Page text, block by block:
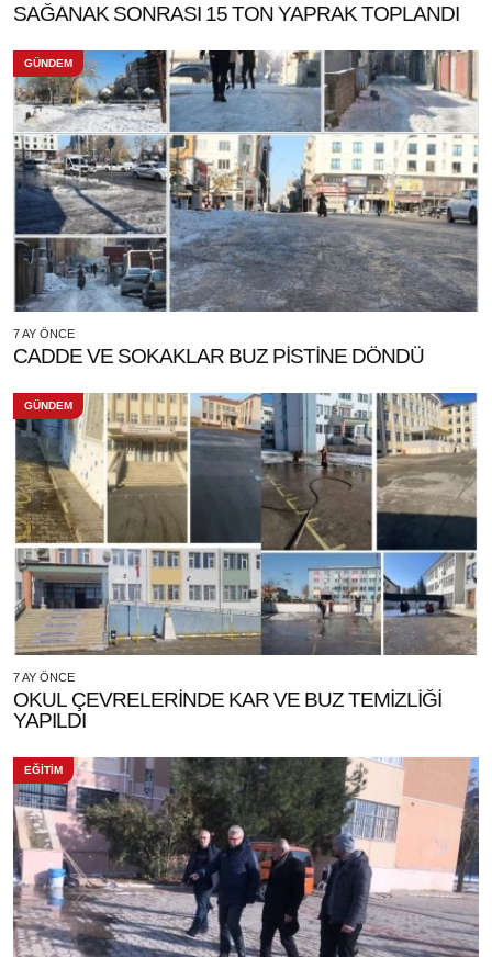
SAĞANAK SONRASI 15 TON YAPRAK TOPLANDI
GÜNDEM
7 AY ÖNCE
CADDE VE SOKAKLAR BUZ PİSTİNE DÖNDÜ
GÜNDEM
7 AY ÖNCE
OKUL ÇEVRELERİNDE KAR VE BUZ TEMİZLİĞİ
YAPILDI
EĞİTİM